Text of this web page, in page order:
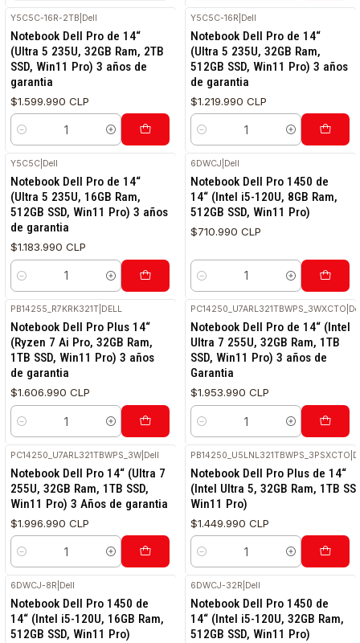
Y5C5C-16R-2TB Dell
Notebook Dell Pro de 14“
(Ultra 5 235U, 32GB Ram, 2TB
SSD, Win11 Pro) 3 años de
garantia
$1.599.990 CLP
Cantidad
Y5C5C-16R Dell
Notebook Dell Pro de 14“
(Ultra 5 235U, 32GB Ram,
512GB SSD, Win11 Pro) 3 años
de garantia
$1.219.990 CLP
Cantidad
Y5C5C Dell
Notebook Dell Pro de 14“
(Ultra 5 235U, 16GB Ram,
512GB SSD, Win11 Pro) 3 años
de garantia
$1.183.990 CLP
Cantidad
6DWCJ Dell
Notebook Dell Pro 1450 de
14“ (Intel i5-120U, 8GB Ram,
512GB SSD, Win11 Pro)
$710.990 CLP
Cantidad
PB14255_R7KRK321T DELL
Notebook Dell Pro Plus 14“
(Ryzen 7 Ai Pro, 32GB Ram,
1TB SSD, Win11 Pro) 3 años
de garantia
$1.606.990 CLP
Cantidad
PC14250_U7ARL321TBWPS_3WXCTO
Notebook Dell Pro de 14“ (Intel
Ultra 7 255U, 32GB Ram, 1TB
SSD, Win11 Pro) 3 años de
Garantia
$1.953.990 CLP
Cantidad
PC14250_U7ARL321TBWPS_3W Dell
Notebook Dell Pro 14“ (Ultra 7
255U, 32GB Ram, 1TB SSD,
Win11 Pro) 3 Años de garantia
$1.996.990 CLP
Cantidad
PB14250_U5LNL321TBWPS_3PSXCTO
Notebook Dell Pro Plus de 14“
(Intel Ultra 5, 32GB Ram, 1TB
Win11 Pro)
$1.449.990 CLP
Cantidad
6DWCJ-8R Dell
Notebook Dell Pro 1450 de
14“ (Intel i5-120U, 16GB Ram,
512GB SSD, Win11 Pro)
6DWCJ-32R Dell
Notebook Dell Pro 1450 de
14“ (Intel i5-120U, 32GB Ram,
512GB SSD, Win11 Pro)